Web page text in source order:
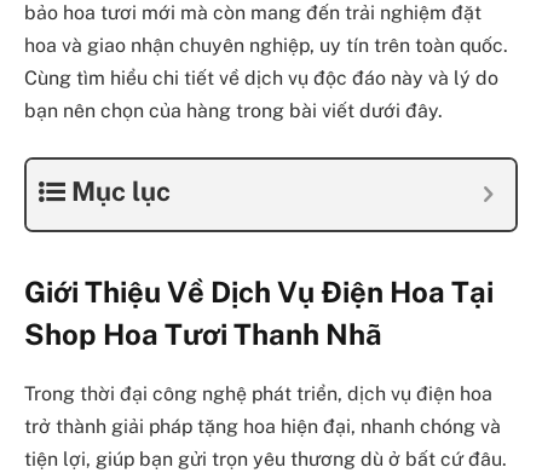
bảo hoa tươi mới mà còn mang đến trải nghiệm đặt
hoa và giao nhận chuyên nghiệp, uy tín trên toàn quốc.
Cùng tìm hiểu chi tiết về dịch vụ độc đáo này và lý do
bạn nên chọn của hàng trong bài viết dưới đây.
Mục lục
Giới Thiệu Về Dịch Vụ Điện Hoa Tại
Shop Hoa Tươi Thanh Nhã
Trong thời đại công nghệ phát triển, dịch vụ điện hoa
trở thành giải pháp tặng hoa hiện đại, nhanh chóng và
tiện lợi, giúp bạn gửi trọn yêu thương dù ở bất cứ đâu.